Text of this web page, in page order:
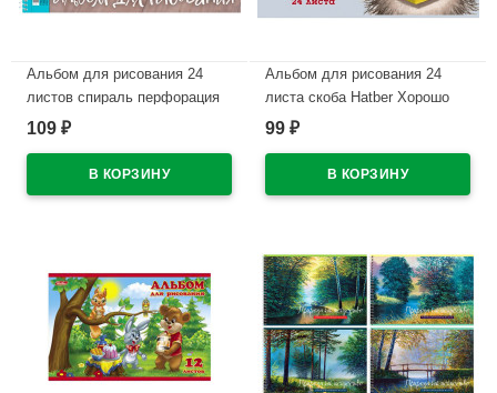
Альбом для рисования 24
листов спираль перфорация
на отрыв Hatber Кот Борис
109 ₽
Альбом для рисования 24
листа скоба Hatber Хорошо
быть ёжиком тиснение
99 ₽